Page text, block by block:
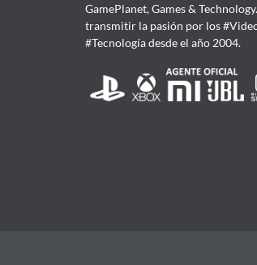
GamePlanet, Games &
transmitir la pasión por los
#Tecnología desde el año 2004.